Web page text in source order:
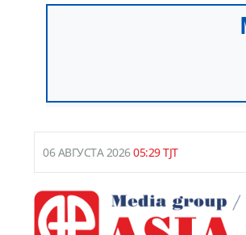
06 АВГУСТА 202605:29 TJT